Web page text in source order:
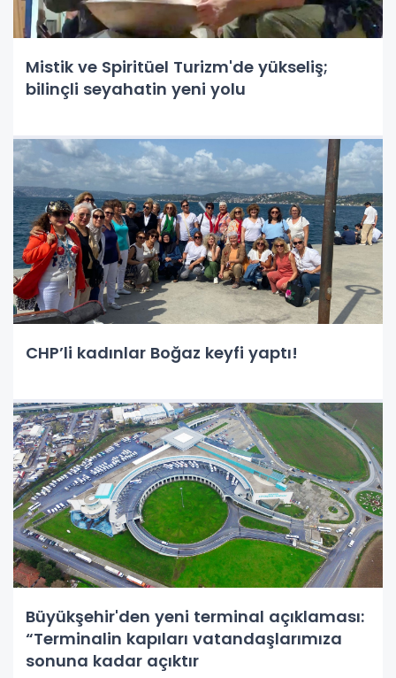
Mistik ve Spiritüel Turizm'de yükseliş;
bilinçli seyahatin yeni yolu
CHP’li kadınlar Boğaz keyfi yaptı!
Büyükşehir'den yeni terminal açıklaması:
“Terminalin kapıları vatandaşlarımıza
sonuna kadar açıktır